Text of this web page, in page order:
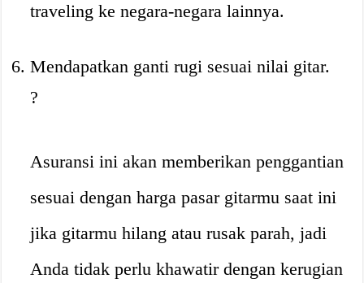
traveling ke negara-negara lainnya.
Mendapatkan ganti rugi sesuai nilai gitar.
?
Asuransi ini akan memberikan penggantian
sesuai dengan harga pasar gitarmu saat ini
jika gitarmu hilang atau rusak parah, jadi
Anda tidak perlu khawatir dengan kerugian